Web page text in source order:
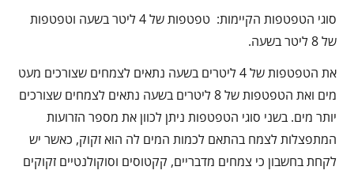
סוגי הטפטפות הקיימות: טפטפות של 4 ליטר בשעה וטפטפות
של 8 ליטר בשעה.
את הטפטפות של 4 ליטרים בשעה נתאים לצמחים שצורכים מעט
מים ואת הטפטפות של 8 ליטרים בשעה נתאים לצמחים שצורכים
יותר מים. בשני סוגי הטפטפות ניתן לכוון את מספר הזרועות
המתפצלות לצמח בהתאם לכמות המים לה הוא זקוק, כאשר יש
לקחת בחשבון כי צמחים מדבריים, קקטוסים וסוקולנטיים זקוקים